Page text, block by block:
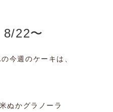
22〜
今週のケーキは、
ぬかグラノーラ